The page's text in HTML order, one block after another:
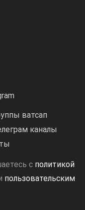
ватсап
каналы
с политикой
пользовательским